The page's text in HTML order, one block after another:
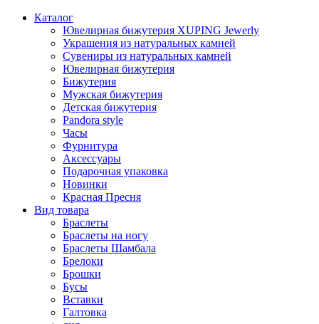
Каталог
Ювелирная бижутерия XUPING Jewerly
Украшения из натуральных камней
Сувениры из натуральных камней
Ювелирная бижутерия
Бижутерия
Мужская бижутерия
Детская бижутерия
Pandora style
Часы
Фурнитура
Аксеcсуары
Подарочная упаковка
Новинки
Красная Пресня
Вид товара
Браслеты
Браслеты на ногу
Браслеты Шамбала
Брелоки
Брошки
Бусы
Вставки
Галтовка